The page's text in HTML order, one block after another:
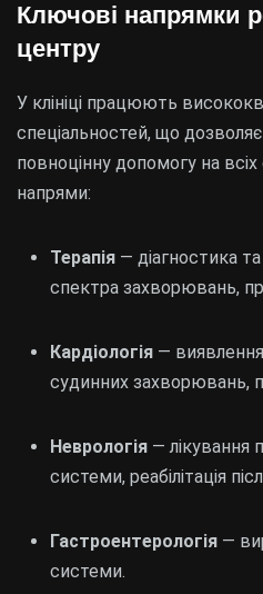
Ключові напрямки
центру
У клініці працюють
спеціальностей, що
повноцінну допомогу на
напрями:
Терапія — діагностика
спектра захворювань,
Кардіологія —
судинних захворювань,
Неврологія — лікування
системи, реабілітація
Гастроентерологія —
системи.